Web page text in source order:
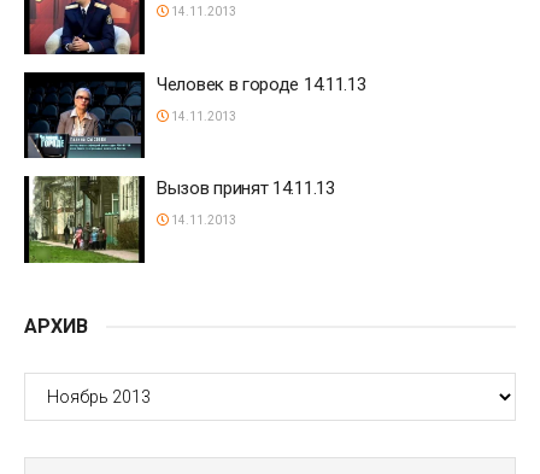
14.11.2013
Человек в городе 14.11.13
14.11.2013
Вызов принят 14.11.13
14.11.2013
АРХИВ
АРХИВ